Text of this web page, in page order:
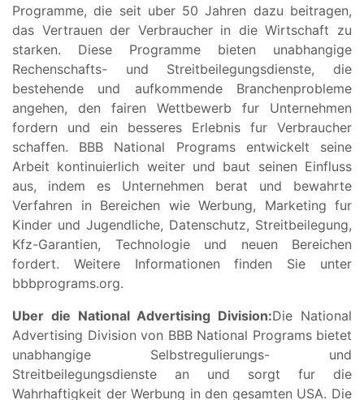
Programme, die seit uber 50 Jahren dazu beitragen,
das Vertrauen der Verbraucher in die Wirtschaft zu
starken. Diese Programme bieten unabhangige
Rechenschafts- und Streitbeilegungsdienste, die
bestehende und aufkommende Branchenprobleme
angehen, den fairen Wettbewerb fur Unternehmen
fordern und ein besseres Erlebnis fur Verbraucher
schaffen. BBB National Programs entwickelt seine
Arbeit kontinuierlich weiter und baut seinen Einfluss
aus, indem es Unternehmen berat und bewahrte
Verfahren in Bereichen wie Werbung, Marketing fur
Kinder und Jugendliche, Datenschutz, Streitbeilegung,
Kfz-Garantien, Technologie und neuen Bereichen
fordert. Weitere Informationen finden Sie unter
bbbprograms.org.
Uber die National Advertising Division:Die National
Advertising Division von BBB National Programs bietet
unabhangige Selbstregulierungs- und
Streitbeilegungsdienste an und sorgt fur die
Wahrhaftigkeit der Werbung in den gesamten USA. Die